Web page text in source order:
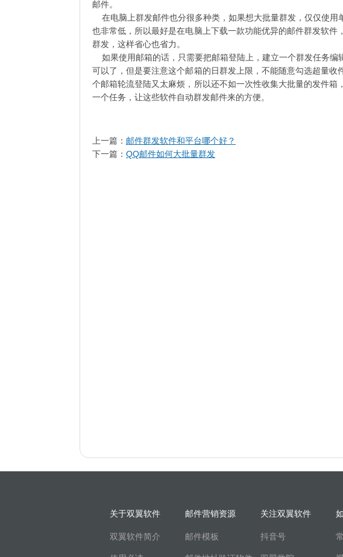
邮件。
在电脑上群发邮件也分很多种类，如果想大批量群发，仅仅使用
也非常低，所以最好是在电脑上下载一款功能优异的邮件群发软件
群发，这样省心也省力。
如果使用邮箱的话，只需要把邮箱登陆上，建立一个群发任务编
可以了，但是要注意这个邮箱的日群发上限，不能随意勾选超量收
个邮箱轮流登陆又太麻烦，所以还不如一次性收集大批量的发件箱
一个任务，让这些软件自动群发邮件来的方便。
上一篇： 邮件群发软件和平台哪个好？
下一篇： QQ邮件如何大批量群发
关于双翼软件
双翼软件简介
邮件营销资源
邮件模板
关注双翼软件
抖音号